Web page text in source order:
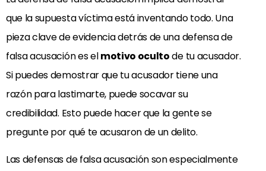
que la supuesta víctima está inventando todo. Una
pieza clave de evidencia detrás de una defensa de
falsa acusación es elmotivo ocultode tu acusador.
Si puedes demostrar que tu acusador tiene una
razón para lastimarte, puede socavar su
credibilidad. Esto puede hacer que la gente se
pregunte por qué te acusaron de un delito.
Las defensas de falsa acusación son especialmente